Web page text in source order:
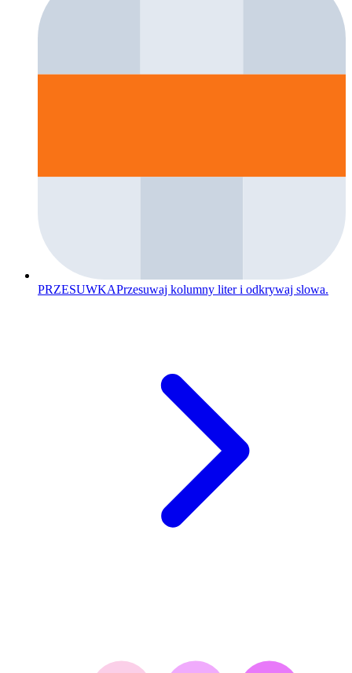
PRZESUWKAPrzesuwaj kolumny liter i odkrywaj slowa.